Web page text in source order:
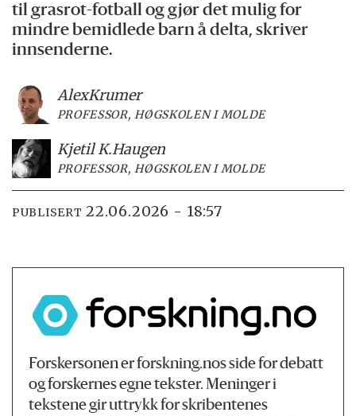
til grasrot-fotball og gjør det mulig for
mindre bemidlede barn å delta, skriver
innsenderne.
AlexKrumer
PROFESSOR, HØGSKOLEN I MOLDE
Kjetil K.Haugen
PROFESSOR, HØGSKOLEN I MOLDE
PUBLISERT 22.06.2026 - 18:57
Forskersonen er forskning.nos side for debatt
og forskernes egne tekster. Meninger i
tekstene gir uttrykk for skribentenes